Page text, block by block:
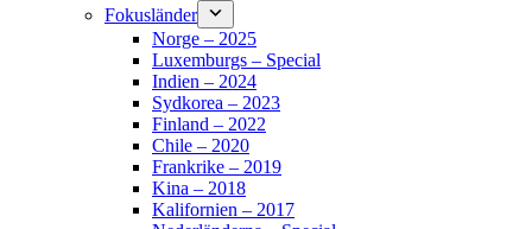
Fokusländer
Norge – 2025
Luxemburgs – Special
Indien – 2024
Sydkorea – 2023
Finland – 2022
Chile – 2020
Frankrike – 2019
Kina – 2018
Kalifornien – 2017